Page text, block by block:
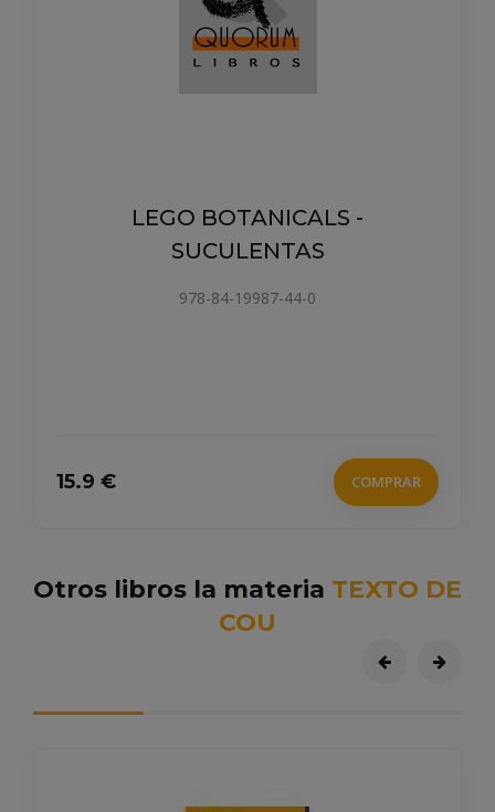
LEGO BOTANICALS -
SUCULENTAS
978-84-19987-44-0
15.9 € COMPRAR
Otros libros la materia TEXTO DE
COU